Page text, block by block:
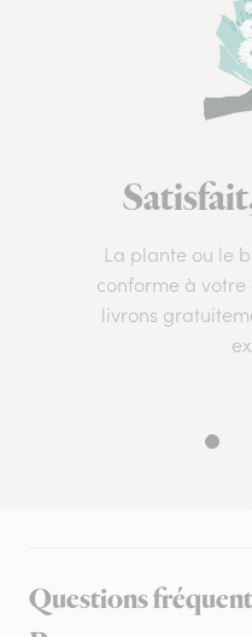
La plante ou le
conforme à
livrons
Questions